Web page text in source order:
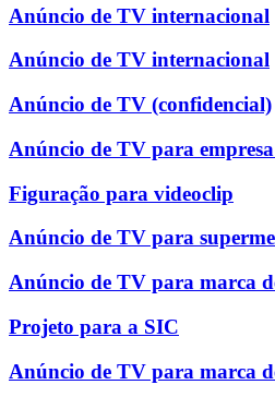
Anúncio de TV internacional
Anúncio de TV internacional
Anúncio de TV (confidencial)
Anúncio de TV para empresa
Figuração para videoclip
Anúncio de TV para
Anúncio de TV para marca
Projeto para a SIC
Anúncio de TV para marca